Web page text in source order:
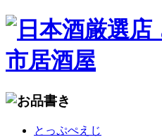
とっぷぺえじ